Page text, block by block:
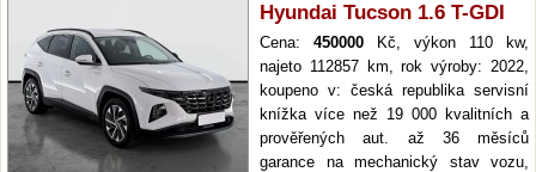
Hyundai Tucson 1.6 T-GDI
Cena: 450000 Kč, výkon 110 kw,
najeto 112857 km, rok výroby: 2022,
koupeno v: česká republika servisní
knížka více než 19 000 kvalitních a
prověřených aut. až 36 měsíců
garance na mechanický stav vozu,